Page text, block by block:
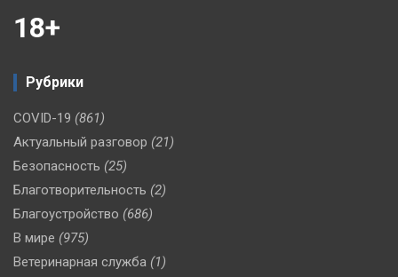
18+
Рубрики
COVID-19 (861)
Актуальный разговор (21)
Безопасность (25)
Благотворительность (2)
Благоустройство (686)
В мире (975)
Ветеринарная служба (1)